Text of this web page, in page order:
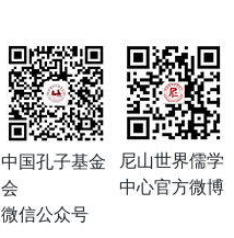
中国孔子基金
会
微信公众号
尼山世界儒学
中心官方微博